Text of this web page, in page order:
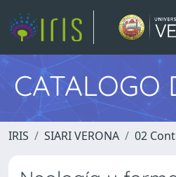
CATALOGO
IRIS SIARI VERONA 02